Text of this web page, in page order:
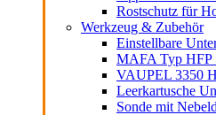
Rostschutz für
Werkzeug & Zubehör
Einstellbare
MAFA Typ HFP
VAUPEL 3350
Leerkartusche
Sonde mit